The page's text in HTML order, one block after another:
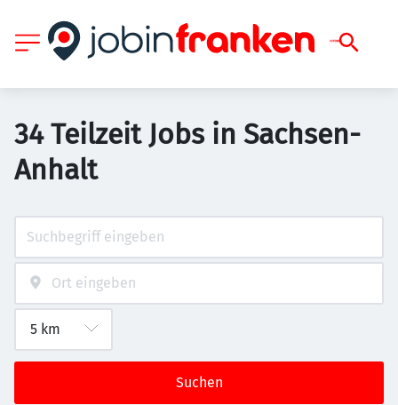
34 Teilzeit Jobs in Sachsen-
Anhalt
Suchen